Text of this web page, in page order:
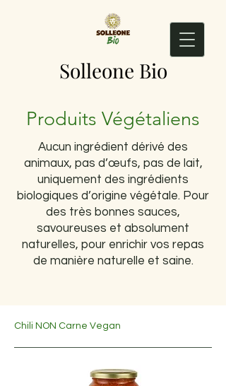
Solleone Bio
Produits Végétaliens
Aucun ingrédient dérivé des
animaux, pas d’œufs, pas de lait,
uniquement des ingrédients
biologiques d’origine végétale. Pour
des très bonnes sauces,
savoureuses et absolument
naturelles, pour enrichir vos repas
de manière naturelle et saine.
Chili NON Carne Vegan